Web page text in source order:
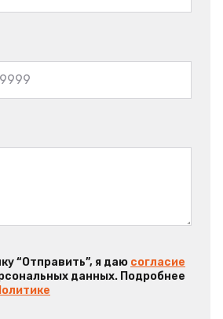
“Отправить”, я даю согласие
данных. Подробнее